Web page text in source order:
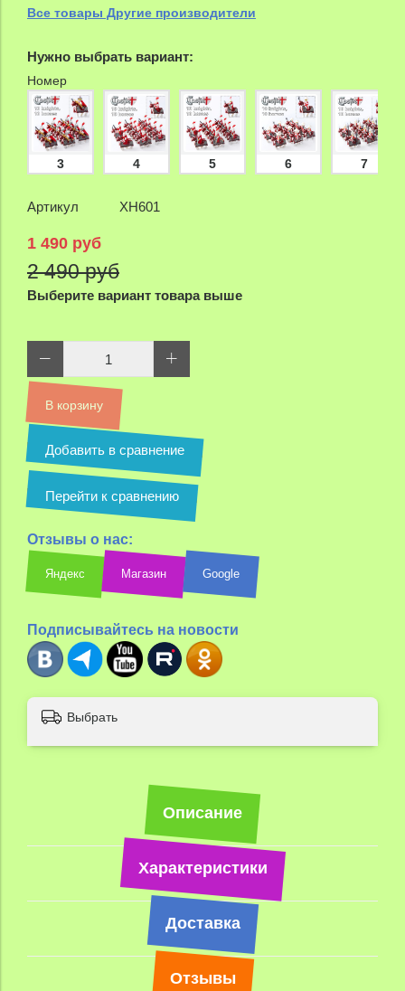
Все товары Другие производители
Нужно выбрать вариант:
Номер
3 4 5 6 7
Артикул XH601
1 490 руб
2 490 руб
Выберите вариант товара выше
В корзину
Добавить в сравнение
Перейти к сравнению
Отзывы о нас:
Яндекс Магазин Google
Подписывайтесь на новости
Выбрать
Описание
Характеристики
Доставка
Отзывы